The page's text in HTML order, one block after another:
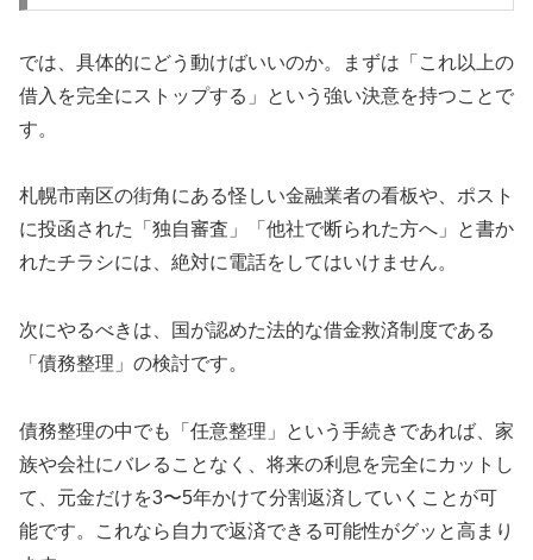
では、具体的にどう動けばいいのか。まずは「これ以上の
借入を完全にストップする」という強い決意を持つことで
す。
札幌市南区の街角にある怪しい金融業者の看板や、ポスト
に投函された「独自審査」「他社で断られた方へ」と書か
れたチラシには、絶対に電話をしてはいけません。
次にやるべきは、国が認めた法的な借金救済制度である
「債務整理」の検討です。
債務整理の中でも「任意整理」という手続きであれば、家
族や会社にバレることなく、将来の利息を完全にカットし
て、元金だけを3〜5年かけて分割返済していくことが可
能です。これなら自力で返済できる可能性がグッと高まり